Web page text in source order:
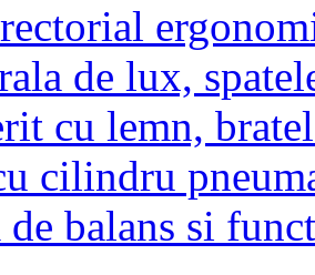
de lux,
cu lemn,
cilindru
de balans si